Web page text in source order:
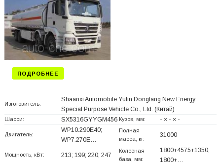
ПОДРОБНЕЕ
Изготовитель:
Shaanxi Automobile Yulin Dongfang New Energy
Special Purpose Vehicle Co., Ltd. (Китай)
Шасси: SX5316GYYGM456 Кузов, мм: - × - × -
Двигатель:
WP10.290E40;
WP7.270E…
Полная
масса, кг:
31000
Мощность, кВт: 213; 199; 220; 247
Колесная
база, мм:
1800+4575+1350,
1800+…